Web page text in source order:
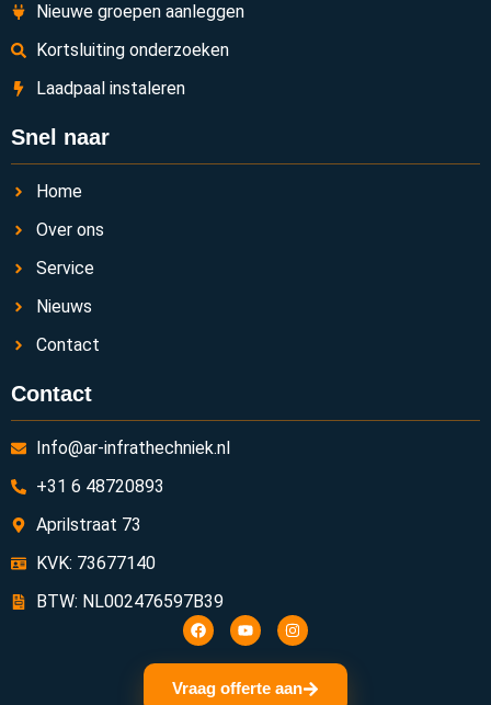
Nieuwe groepen aanleggen
Kortsluiting onderzoeken
Laadpaal instaleren
Snel naar
Home
Over ons
Service
Nieuws
Contact
Contact
Info@ar-infrathechniek.nl
+31 6 48720893
Aprilstraat 73
KVK: 73677140
BTW: NL002476597B39
Vraag offerte aan